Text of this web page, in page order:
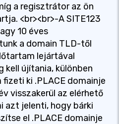
a regisztrátor az ön
<br><br>-A SITE123
10 éves
a domain TLD-től
lejártával
kell újítania, különben
ki .PLACE domainje
visszakerül az elérhető
azt jelenti, hogy bárki
el .PLACE domainje